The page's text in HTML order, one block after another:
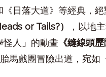
日落大道》等經典，絕
or Tails?）
，以地
怪人」的動畫 《縫線頭
馬戲團冒險出道，宛如